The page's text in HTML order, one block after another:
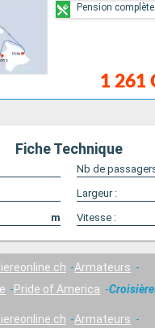
1 261
Pension complète
Fiche Technique
Nb de
Largeur :
m Vitesse :
Armateurs
Pride of America
Armateurs